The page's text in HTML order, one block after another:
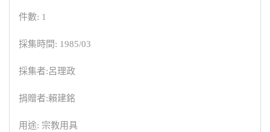
件數: 1
採集時間: 1985/03
採集者:呂理政
捐贈者:賴建銘
用途: 宗教用具